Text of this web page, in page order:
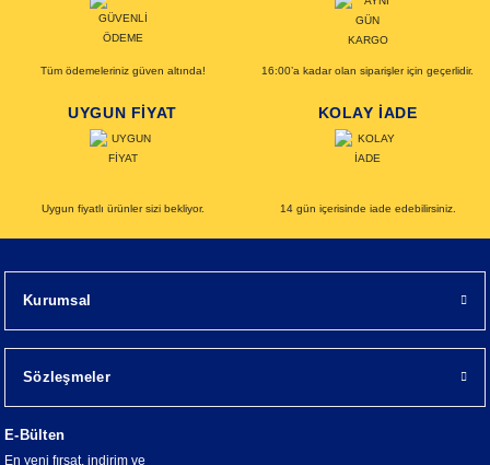
Tüm ödemeleriniz güven altında! 16:00’a kadar olan siparişler için geçerlidir.
UYGUN FİYAT
Uygun fiyatlı ürünler sizi bekliyor.
KOLAY İADE
14 gün içerisinde iade edebilirsiniz.
Kurumsal
Sözleşmeler
E-Bülten
En yeni fırsat, indirim ve